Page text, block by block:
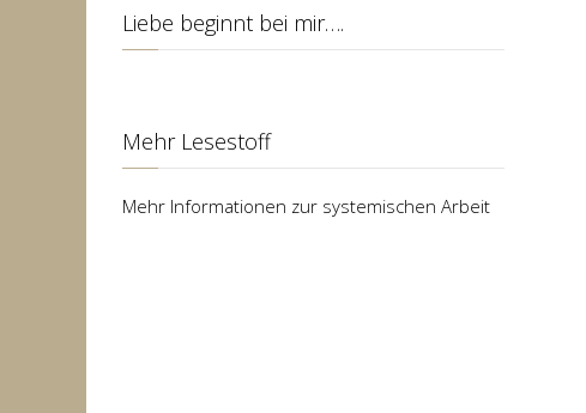
Liebe beginnt bei mir….
Mehr Lesestoff
Mehr Informationen zur systemischen Arbeit